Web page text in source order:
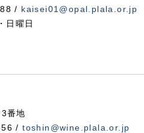
/ kaisei01@opal.plala.or.jp
日曜日
番地
/toshin@wine.plala.or.jp